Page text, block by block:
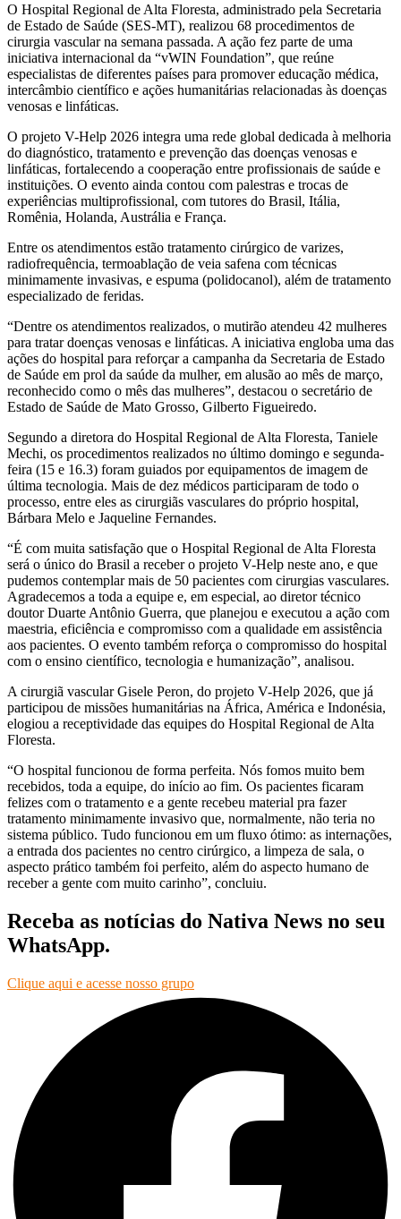
O Hospital Regional de Alta Floresta, administrado pela Secretaria
de Estado de Saúde (SES-MT), realizou 68 procedimentos de
cirurgia vascular na semana passada. A ação fez parte de uma
iniciativa internacional da “vWIN Foundation”, que reúne
especialistas de diferentes países para promover educação médica,
intercâmbio científico e ações humanitárias relacionadas às doenças
venosas e linfáticas.
O projeto V-Help 2026 integra uma rede global dedicada à melhoria
do diagnóstico, tratamento e prevenção das doenças venosas e
linfáticas, fortalecendo a cooperação entre profissionais de saúde e
instituições. O evento ainda contou com palestras e trocas de
experiências multiprofissional, com tutores do Brasil, Itália,
Romênia, Holanda, Austrália e França.
Entre os atendimentos estão tratamento cirúrgico de varizes,
radiofrequência, termoablação de veia safena com técnicas
minimamente invasivas, e espuma (polidocanol), além de tratamento
especializado de feridas.
“Dentre os atendimentos realizados, o mutirão atendeu 42 mulheres
para tratar doenças venosas e linfáticas. A iniciativa engloba uma das
ações do hospital para reforçar a campanha da Secretaria de Estado
de Saúde em prol da saúde da mulher, em alusão ao mês de março,
reconhecido como o mês das mulheres”, destacou o secretário de
Estado de Saúde de Mato Grosso, Gilberto Figueiredo.
Segundo a diretora do Hospital Regional de Alta Floresta, Taniele
Mechi, os procedimentos realizados no último domingo e segunda-
feira (15 e 16.3) foram guiados por equipamentos de imagem de
última tecnologia. Mais de dez médicos participaram de todo o
processo, entre eles as cirurgiãs vasculares do próprio hospital,
Bárbara Melo e Jaqueline Fernandes.
“É com muita satisfação que o Hospital Regional de Alta Floresta
será o único do Brasil a receber o projeto V-Help neste ano, e que
pudemos contemplar mais de 50 pacientes com cirurgias vasculares.
Agradecemos a toda a equipe e, em especial, ao diretor técnico
doutor Duarte Antônio Guerra, que planejou e executou a ação com
maestria, eficiência e compromisso com a qualidade em assistência
aos pacientes. O evento também reforça o compromisso do hospital
com o ensino científico, tecnologia e humanização”, analisou.
A cirurgiã vascular Gisele Peron, do projeto V-Help 2026, que já
participou de missões humanitárias na África, América e Indonésia,
elogiou a receptividade das equipes do Hospital Regional de Alta
Floresta.
“O hospital funcionou de forma perfeita. Nós fomos muito bem
recebidos, toda a equipe, do início ao fim. Os pacientes ficaram
felizes com o tratamento e a gente recebeu material pra fazer
tratamento minimamente invasivo que, normalmente, não teria no
sistema público. Tudo funcionou em um fluxo ótimo: as internações,
a entrada dos pacientes no centro cirúrgico, a limpeza de sala, o
aspecto prático também foi perfeito, além do aspecto humano de
receber a gente com muito carinho”, concluiu.
Receba as notícias do Nativa News no seu
WhatsApp.
Clique aqui e acesse nosso grupo